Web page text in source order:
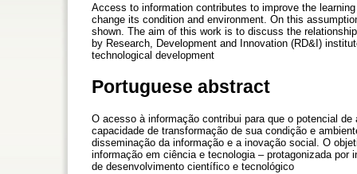
Access to information contributes to improve the
change its condition and environment. On this
shown. The aim of this work is to discuss the
by Research, Development and Innovation (RD&I)
technological development
Portuguese abstract
O acesso à informação contribui para que o potencial
capacidade de transformação de sua condição e
disseminação da informação e a inovação social. O
informação em ciência e tecnologia – protagonizada
de desenvolvimento científico e tecnológico